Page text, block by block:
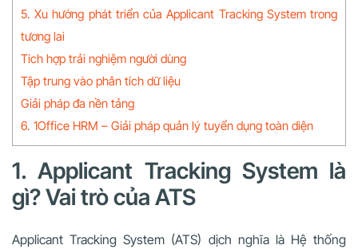
5. Xu hướng phát triển của Applicant Tracking System trong
tương lai
Tích hợp trải nghiệm người dùng
Tập trung vào phân tích dữ liệu
Giải pháp đa nền tảng
6. 1Office HRM – Giải pháp quản lý tuyển dụng toàn diện
1. Applicant Tracking System là
gì? Vai trò của ATS
Applicant Tracking System (ATS) dịch nghĩa là Hệ thống